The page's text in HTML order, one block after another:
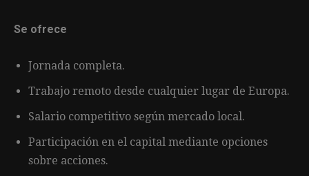
Se ofrece
Jornada completa.
Trabajo remoto desde cualquier lugar de Europa.
Salario competitivo según mercado local.
Participación en el capital mediante opciones
sobre acciones.